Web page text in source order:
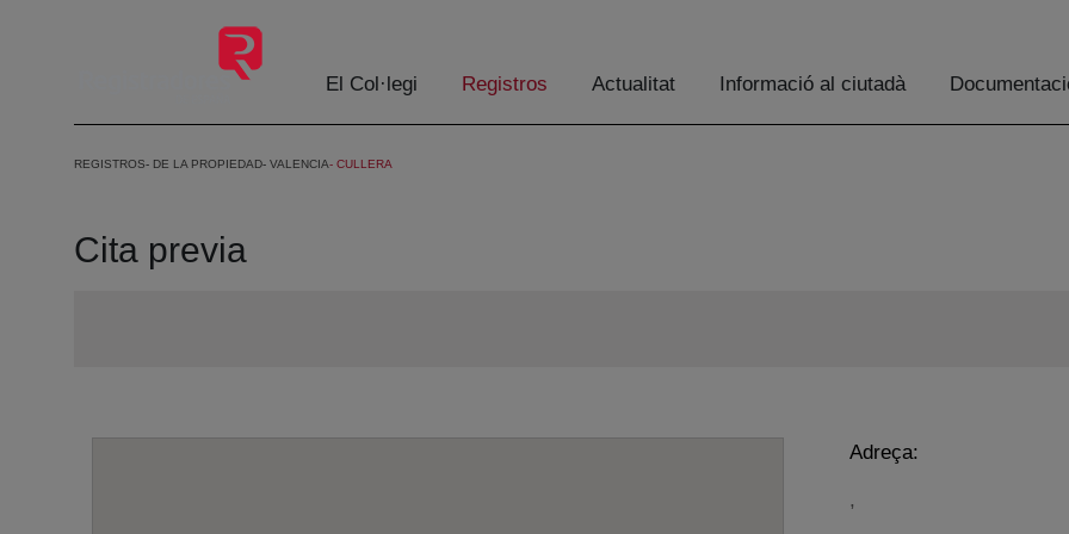
Salta al contingut principal
El Col·legi Registros Actualitat Informació al ciutadà
REGISTROS DE LA PROPIEDAD VALENCIA CULLERA
Cita previa
Adreça:
,